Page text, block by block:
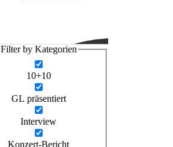
Filter by Kategorien
10+10
GL präsentiert
Interview
Konzert-Bericht